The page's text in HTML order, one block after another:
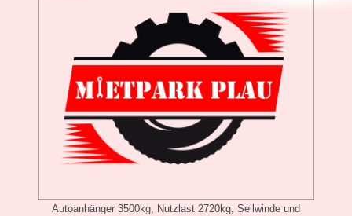
Autoanhänger 3500kg, Nutzlast 2720kg, Seilwinde und